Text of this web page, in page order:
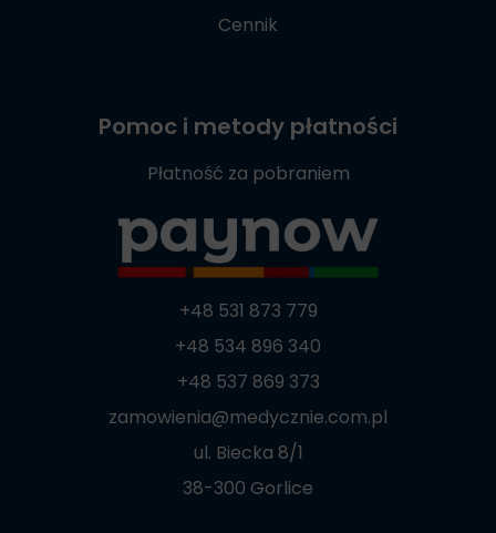
Cennik
Pomoc i metody płatności
Płatność za pobraniem
+48 531 873 779
+48 534 896 340
+48 537 869 373
zamowienia@medycznie.com.pl
ul. Biecka 8/1
38-300 Gorlice